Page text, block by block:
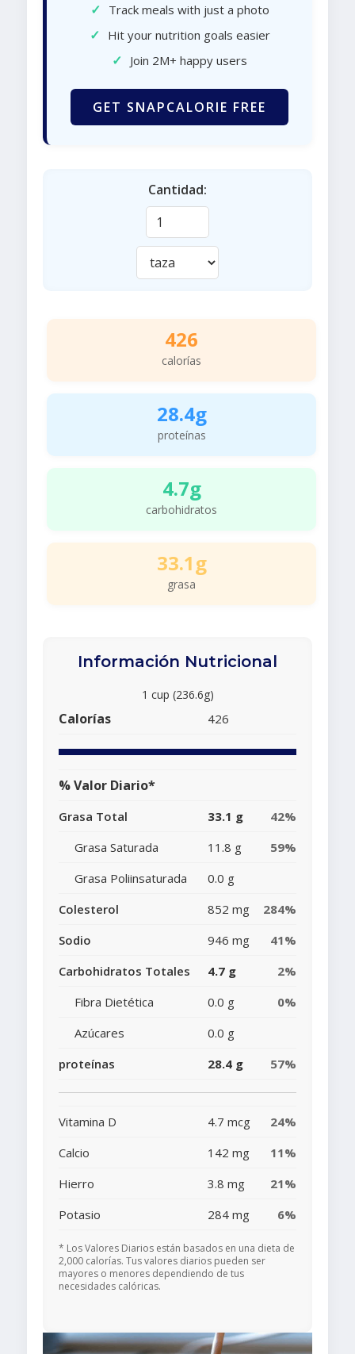
✓ Track meals with just a photo
✓ Hit your nutrition goals easier
✓ Join 2M+ happy users
GET SNAPCALORIE FREE
Cantidad:
426
calorías
28.4g
proteínas
4.7g
carbohidratos
33.1g
grasa
Información Nutricional
1 cup (236.6g)
Calorías 426
% Valor Diario*
Grasa Total 33.1 g
42%
Grasa Saturada
11.8 g
59%
Grasa Poliinsaturada
0.0 g
Colesterol
852 mg
284%
Sodio
946 mg
41%
Carbohidratos Totales
4.7 g
2%
Fibra Dietética
0.0 g
0%
Azúcares
0.0 g
proteínas
28.4 g 57%
Vitamina D 4.7 mcg
24%
Calcio
142 mg
11%
Hierro
3.8 mg
21%
Potasio
284 mg 6%
* Los Valores Diarios están basados en una dieta de
2,000 calorías. Tus valores diarios pueden ser
mayores o menores dependiendo de tus
necesidades calóricas.